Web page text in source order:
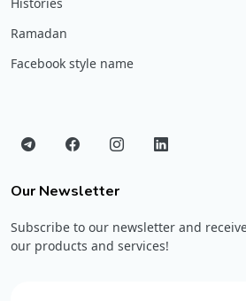
Ramadan
Facebook style name
Our Newsletter
Subscribe to our newsletter and
our products and services!